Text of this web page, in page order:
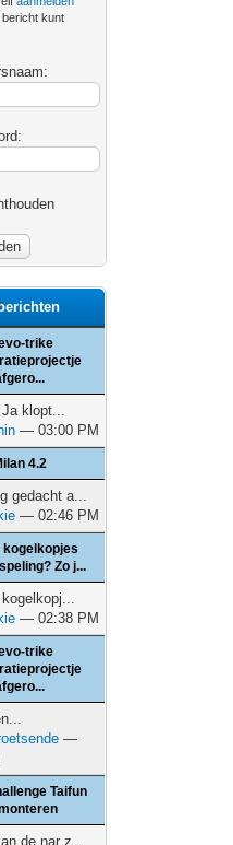
kunt
trike
klopt...
— 03:00 PM
4.2
gedacht a...
— 02:46 PM
kogelkopjes
Zo j...
— 02:38 PM
trike
—
Taifun
de nar z...